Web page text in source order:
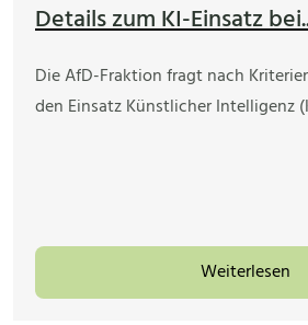
Details zum KI-Einsatz
Die AfD-Fraktion fragt nach
den Einsatz Künstlicher Intelligenz
Weiterlesen